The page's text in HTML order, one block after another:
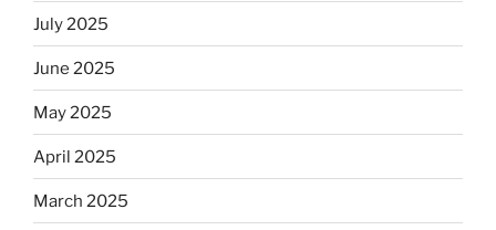
July 2025
June 2025
May 2025
April 2025
March 2025